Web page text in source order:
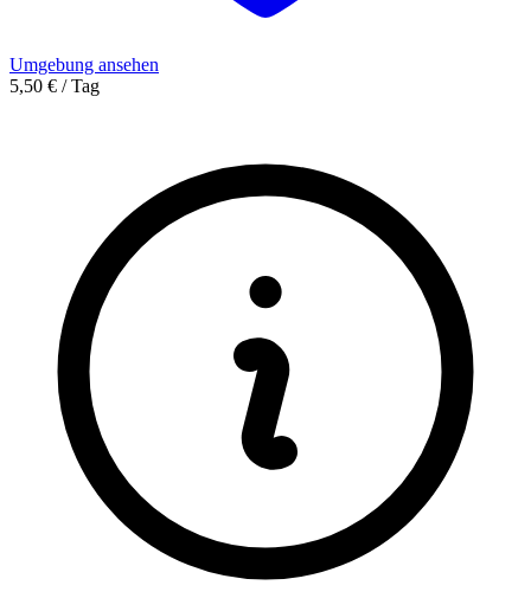
Umgebung ansehen
5,50 € / Tag